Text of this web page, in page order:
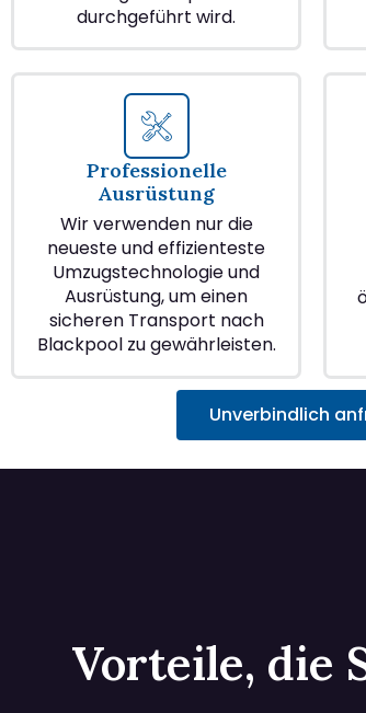
durchgeführt wird.
Professionelle
Ausrüstung
Wir verwenden nur die
neueste und effizienteste
Umzugstechnologie und
Ausrüstung, um einen
sicheren Transport nach
Blackpool zu gewährleisten.
Unverbindlich
Vorteile, die